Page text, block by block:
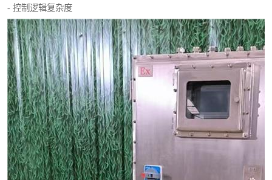
- 控制逻辑复杂度